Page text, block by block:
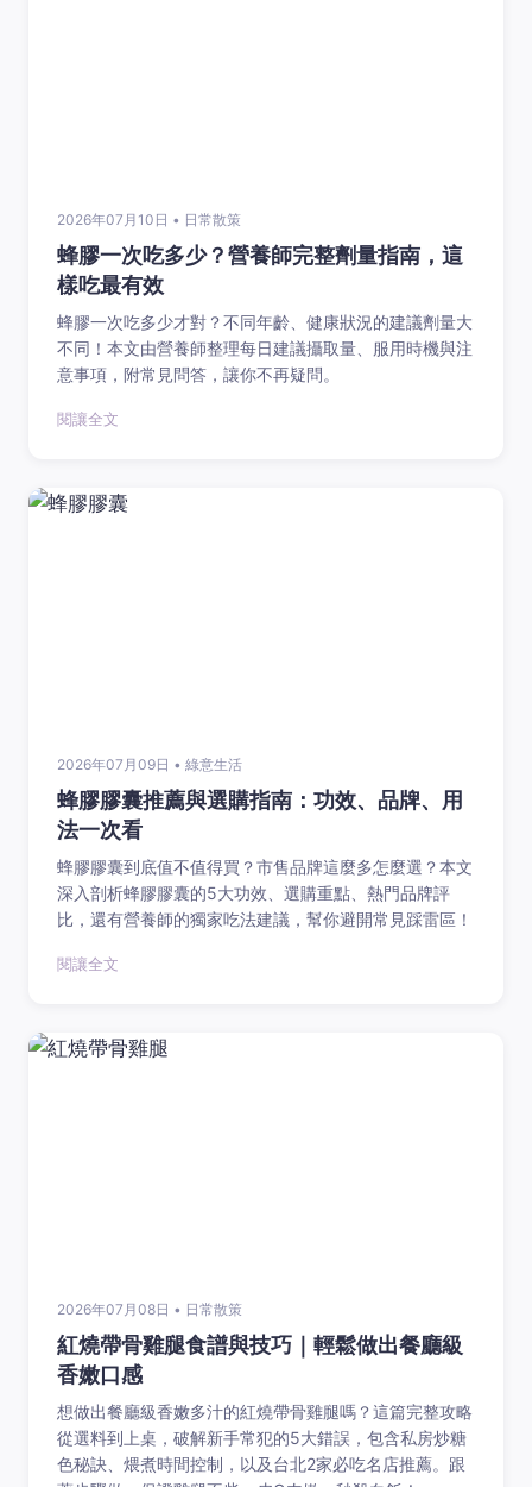
2026年07月10日 • 日常散策
蜂膠一次吃多少？營養師完整劑量指南，這
樣吃最有效
蜂膠一次吃多少才對？不同年齡、健康狀況的建議劑量大
不同！本文由營養師整理每日建議攝取量、服用時機與注
意事項，附常見問答，讓你不再疑問。
閱讓全文
2026年07月09日 • 綠意生活
蜂膠膠囊推薦與選購指南：功效、品牌、用
法一次看
蜂膠膠囊到底值不值得買？市售品牌這麼多怎麼選？本文
深入剖析蜂膠膠囊的5大功效、選購重點、熱門品牌評
比，還有營養師的獨家吃法建議，幫你避開常見踩雷區！
閱讓全文
2026年07月08日 • 日常散策
紅燒帶骨雞腿食譜與技巧｜輕鬆做出餐廳級
香嫩口感
想做出餐廳級香嫩多汁的紅燒帶骨雞腿嗎？這篇完整攻略
從選料到上桌，破解新手常犯的5大錯誤，包含私房炒糖
色秘訣、煨煮時間控制，以及台北2家必吃名店推薦。跟